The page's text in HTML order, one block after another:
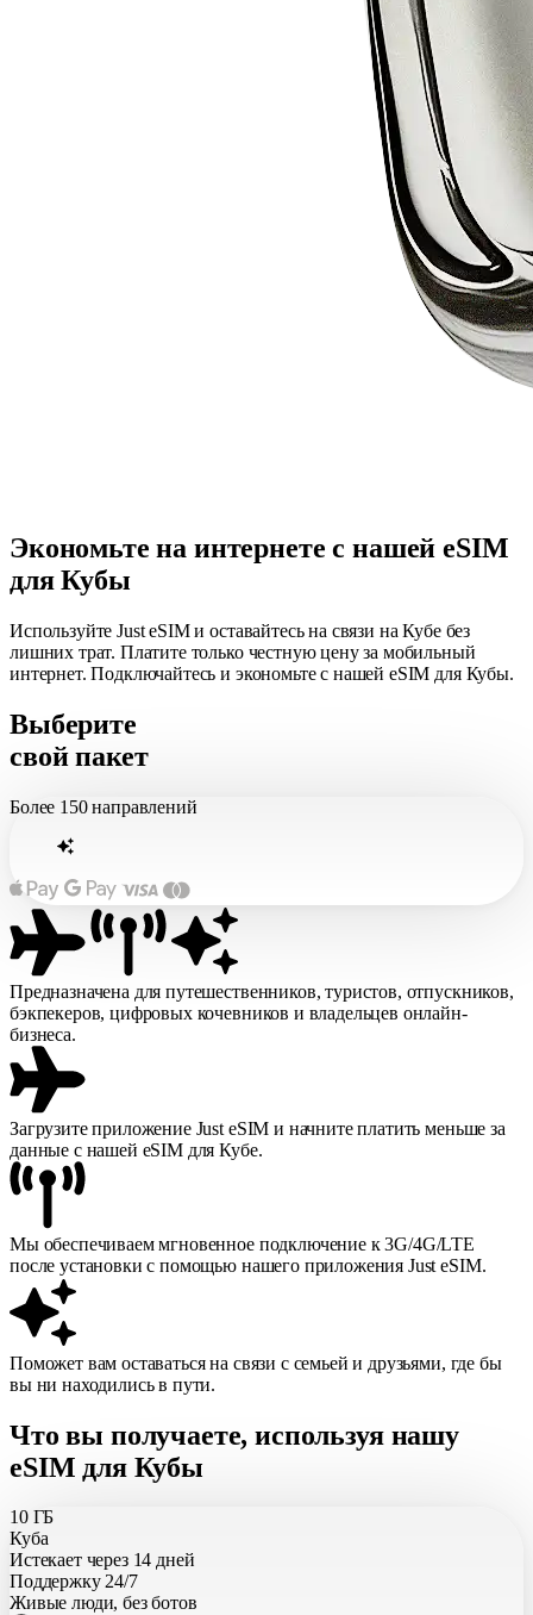
Экономьте на интернете с нашей eSIM
для Кубы
Используйте Just eSIM и оставайтесь на связи на Кубе без
лишних трат. Платите только честную цену за мобильный
интернет. Подключайтесь и экономьте с нашей eSIM для Кубы.
Выберите
свой пакет
Более 150 направлений
Предназначена для путешественников, туристов, отпускников,
бэкпекеров, цифровых кочевников и владельцев онлайн-
бизнеса.
Загрузите приложение Just eSIM и начните платить меньше за
данные с нашей eSIM для Кубе.
Мы обеспечиваем мгновенное подключение к 3G/4G/LTE
после установки с помощью нашего приложения Just eSIM.
Поможет вам оставаться на связи с семьей и друзьями, где бы
вы ни находились в пути.
Что вы получаете, используя нашу
eSIM для Кубы
10 ГБ
Куба
Истекает через 14 дней
Поддержку 24/7
Живые люди, без ботов